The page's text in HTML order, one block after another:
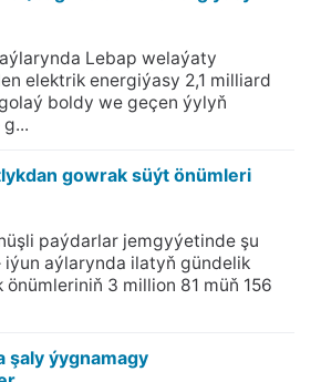
Lebap welaýaty
elektrik energiýasy 2,1 milliard
boldy we geçen ýylyň
gowrak süýt önümleri
paýdarlar jemgyýetinde şu
aýlarynda ilatyň gündelik
önümleriniň 3 million 81 müň 156
şaly ýygnamagy